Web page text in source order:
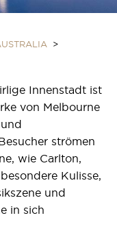
>
Innenstadt ist
von Melbourne
strömen
wie Carlton,
Kulisse,
und
in sich